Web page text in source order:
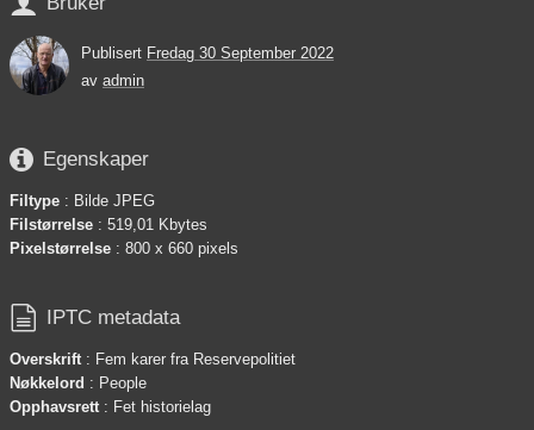
Publisert Fredag 30 September 2022
av admin
 Egenskaper
Filtype : Bilde JPEG
Filstørrelse : 519,01 Kbytes
Pixelstørrelse : 800 x 660 pixels
 IPTC metadata
Overskrift : Fem karer fra Reservepolitiet
Nøkkelord : People
Opphavsrett : Fet historielag